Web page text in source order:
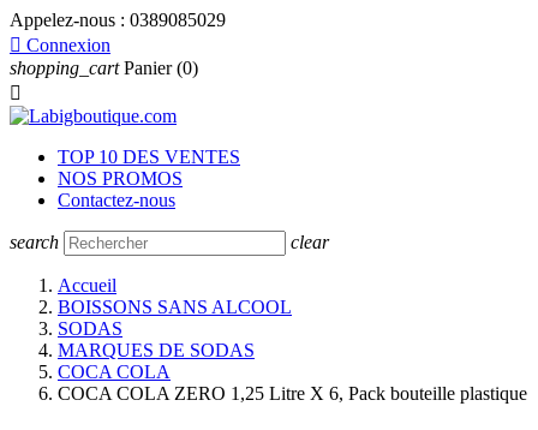
Appelez-nous : 0389085029
 Connexion
shopping_cart Panier (0)

TOP 10 DES VENTES
NOS PROMOS
Contactez-nous
search clear
Accueil
BOISSONS SANS ALCOOL
SODAS
MARQUES DE SODAS
COCA COLA
COCA COLA ZERO 1,25 Litre X 6, Pack bouteille plastique